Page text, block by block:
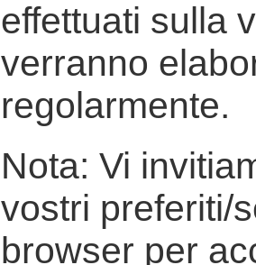
effettuati sulla
verranno
regolarmente.
Nota: Vi
vostri preferiti/
browser per